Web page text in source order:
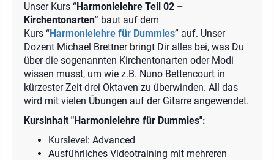
Unser Kurs “Harmonielehre Teil 02 –
Kirchentonarten” baut auf dem
Kurs “Harmonielehre für Dummies” auf. Unser
Dozent Michael Brettner bringt Dir alles bei, was Du
über die sogenannten Kirchentonarten oder Modi
wissen musst, um wie z.B. Nuno Bettencourt in
kürzester Zeit drei Oktaven zu überwinden. All das
wird mit vielen Übungen auf der Gitarre angewendet.
Kursinhalt "Harmonielehre für Dummies":
Kurslevel: Advanced
Ausführliches Videotraining mit mehreren